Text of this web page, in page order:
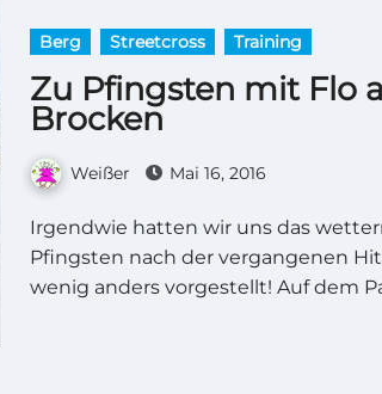
Berg Streetcross Training
Zu Pfingsten mit Flo
Brocken
Weißer Mai 16, 2016
Irgendwie hatten wir uns das wettermäßig zu
Pfingsten nach der vergangenen
wenig anders vorgestellt! Auf dem